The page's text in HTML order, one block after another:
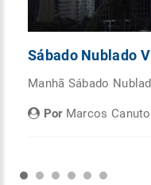
Sábado Nublado
Manhã Sábado
PorMarcos